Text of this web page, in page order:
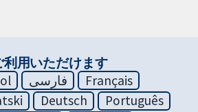
用いただけます
فارسی
Français
Deutsch
Português